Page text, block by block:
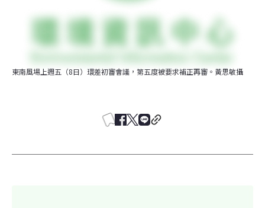
東南風場上週五（8日）環差初審會議，第五度被要求補正再審。黃思敏攝